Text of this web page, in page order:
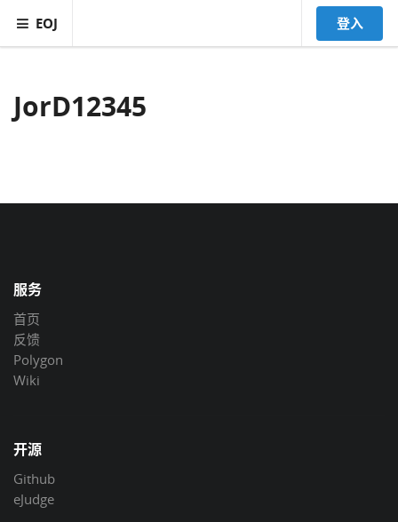
EOJ 登入
JorD12345
服务
首页
反馈
Polygon
Wiki
开源
Github
eJudge